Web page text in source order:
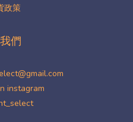
政策
們
instagram